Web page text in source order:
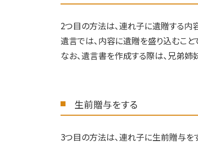
2つ目の方法は、連れ子に遺贈する内
遺言では、内容に遺贈を盛り込むこと
なお、遺言書を作成する際は、兄弟
生前贈与をする
3つ目の方法は、連れ子に生前贈与を